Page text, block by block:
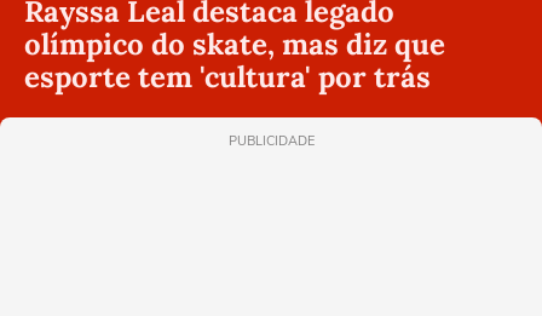
Rayssa Leal destaca legado
olímpico do skate, mas diz que
esporte tem 'cultura' por trás
PUBLICIDADE